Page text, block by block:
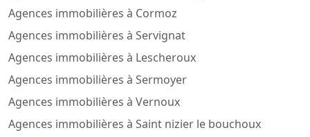
Agences immobilières à Cormoz
Agences immobilières à Servignat
Agences immobilières à Lescheroux
Agences immobilières à Sermoyer
Agences immobilières à Vernoux
Agences immobilières à Saint nizier le bouchoux